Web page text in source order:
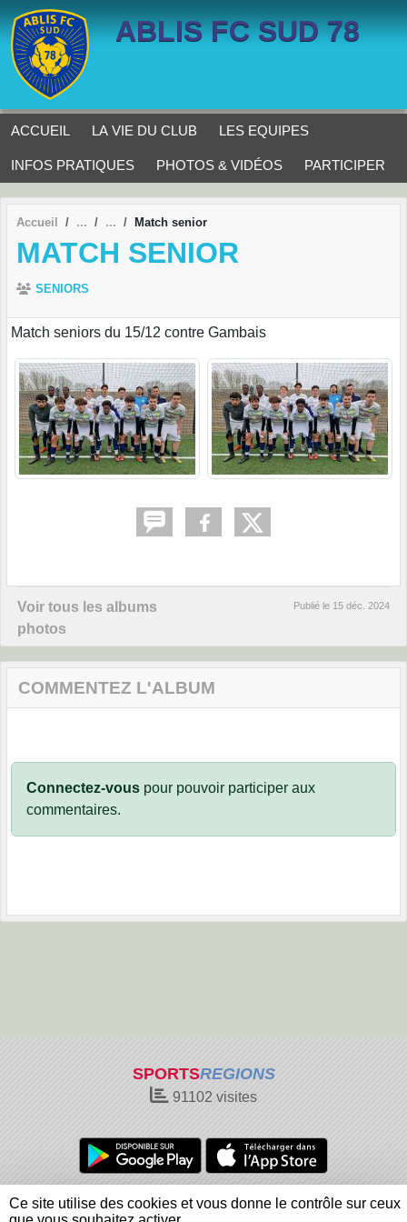
ABLIS FC SUD 78
ACCUEIL LA VIE DU CLUB LES EQUIPES
INFOS PRATIQUES PHOTOS & VIDÉOS PARTICIPER
Accueil Match senior
MATCH SENIOR
SENIORS
Match seniors du 15/12 contre Gambais
Voir tous les albums
photos
Publié le 15 déc. 2024
COMMENTEZ L'ALBUM
Connectez-vous pour pouvoir participer aux
commentaires.
SPORTSREGIONS
91102 visites
Charte cookies
Gestion des cookies
Informations légales
Signaler un contenu inapproprié
Panneau de gestion des cookies
Ce site utilise des cookies et vous donne le contrôle sur ceux